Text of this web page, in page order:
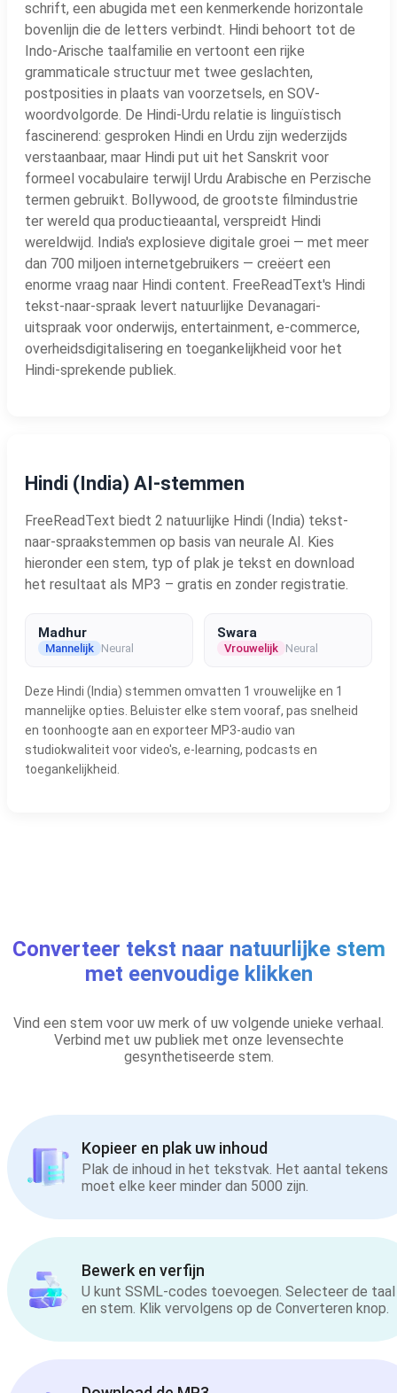
schrift, een abugida met een kenmerkende horizontale
bovenlijn die de letters verbindt. Hindi behoort tot de
Indo-Arische taalfamilie en vertoont een rijke
grammaticale structuur met twee geslachten,
postposities in plaats van voorzetsels, en SOV-
woordvolgorde. De Hindi-Urdu relatie is linguïstisch
fascinerend: gesproken Hindi en Urdu zijn wederzijds
verstaanbaar, maar Hindi put uit het Sanskrit voor
formeel vocabulaire terwijl Urdu Arabische en Perzische
termen gebruikt. Bollywood, de grootste filmindustrie
ter wereld qua productieaantal, verspreidt Hindi
wereldwijd. India's explosieve digitale groei — met meer
dan 700 miljoen internetgebruikers — creëert een
enorme vraag naar Hindi content. FreeReadText's Hindi
tekst-naar-spraak levert natuurlijke Devanagari-
uitspraak voor onderwijs, entertainment, e-commerce,
overheidsdigitalisering en toegankelijkheid voor het
Hindi-sprekende publiek.
Hindi (India) AI-stemmen
FreeReadText biedt 2 natuurlijke Hindi (India) tekst-
naar-spraakstemmen op basis van neurale AI. Kies
hieronder een stem, typ of plak je tekst en download
het resultaat als MP3 – gratis en zonder registratie.
Madhur
Mannelijk Neural
Swara
Vrouwelijk Neural
Deze Hindi (India) stemmen omvatten 1 vrouwelijke en 1
mannelijke opties. Beluister elke stem vooraf, pas snelheid
en toonhoogte aan en exporteer MP3-audio van
studiokwaliteit voor video's, e-learning, podcasts en
toegankelijkheid.
Converteer tekst naar natuurlijke stem
met eenvoudige klikken
Vind een stem voor uw merk of uw volgende unieke verhaal.
Verbind met uw publiek met onze levensechte
gesynthetiseerde stem.
Kopieer en plak uw inhoud
Plak de inhoud in het tekstvak. Het aantal tekens
moet elke keer minder dan 5000 zijn.
Bewerk en verfijn
U kunt SSML-codes toevoegen. Selecteer de taal
en stem. Klik vervolgens op de Converteren knop.